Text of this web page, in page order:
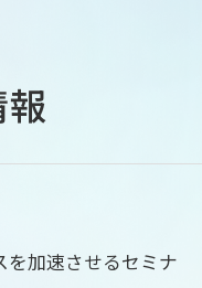
を加速させるセミナ